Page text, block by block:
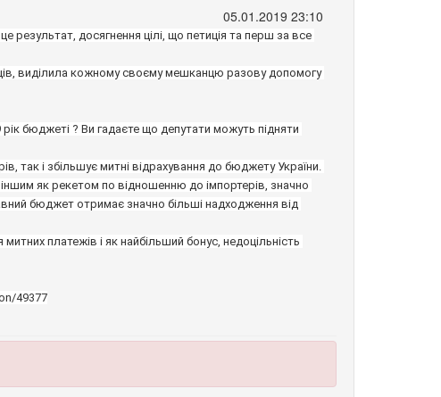
05.01.2019 23:10
результат, досягнення цілі, що петиція та перш за все
бюджеті ? Ви гадаєте що депутати можуть підняти
так і збільшує митні відрахування до бюджету України.
як рекетом по відношенню до імпортерів, значно
бюджет отримає значно більші надходження від
49377